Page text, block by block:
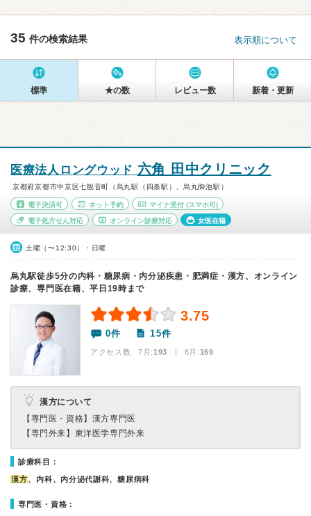
35 件の検索結果 表示順について
標準 ★の数 レビュー数 新着・更新
医療法人ロングウッド 六角 田中クリニック
京都府京都市中京区七観音町（烏丸駅（四条駅）、烏丸御池駅）
電子決済可 ネット予約 マイナ受付 (スマホ可)
電子処方せん対応 オンライン診療対応 女医在籍
土曜（〜12:30）・日曜
烏丸駅徒歩5分の内科・糖尿病・内分泌疾患・肥満症・漢方、オンライン
診療、専門医在籍、平日19時まで
3.75
0件 15件
アクセス数 7月:193 | 6月:169
漢方について
【専門医・資格】 漢方専門医
【専門外来】 東洋医学専門外来
診療科目：
漢方、内科、内分泌代謝科、糖尿病科
専門医・資格：